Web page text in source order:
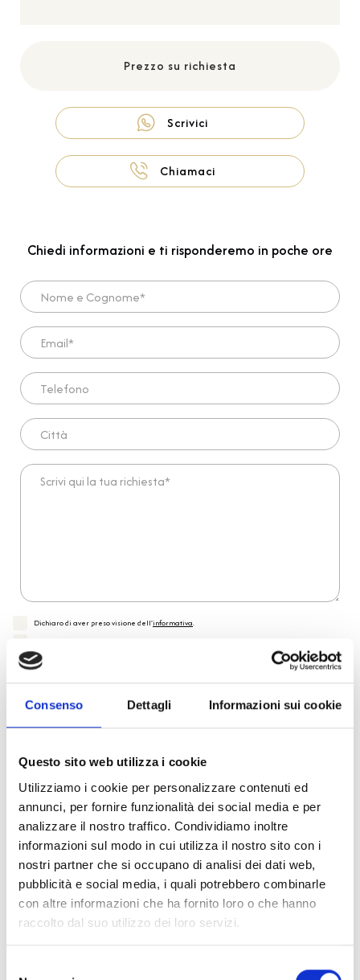
Consenso Dettagli Informazioni sui cookie
Questo sito web utilizza i cookie
Utilizziamo i cookie per personalizzare contenuti ed
annunci, per fornire funzionalità dei social media e per
analizzare il nostro traffico. Condividiamo inoltre
informazioni sul modo in cui utilizza il nostro sito con i
nostri partner che si occupano di analisi dei dati web,
pubblicità e social media, i quali potrebbero combinarle
con altre informazioni che ha fornito loro o che hanno
raccolto dal suo utilizzo dei loro servizi.
Prezzo su richiesta
Scrivici
Chiamaci
Chiedi informazioni e ti risponderemo in poche ore
Nome e Cognome*
Email*
Telefono
Città
Scrivi qui la tua richiesta*
Dichiaro di aver preso visione dell'informativa.
* Campi obbligatori
Specifiche Tecniche
Marchio
Bartorelli Italian Jewels
Collezione
Bartorelli
Codice
1GA0030902/3
Per
Donna